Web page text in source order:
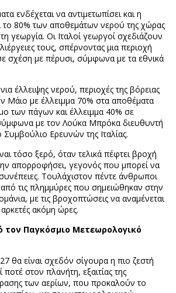
ενδέχεται να αντιμετωπίσει και η
το 80% των αποθεμάτων νερού της χώρας
τη γεωργία. Οι Ιταλοί γεωργοί σχεδιάζουν
τους, σπέρνοντας μια περιοχή
σχέση με πέρυσι, σύμφωνα με τα εθνικά
έλλειψης νερού, περιοχές της βόρειας
Μάιο με έλλειμμα 70% στα αποθέματα
των πάγων και έλλειμμα 40% σε
με τον Λούκα Μπρόκα διευθυντή
Ερευνών της Ιταλίας.
τόσο ξερό, όταν τελικά πέφτει βροχή
απορροφήσει, γεγονός που μπορεί να
Τουλάχιστον πέντε άνθρωποι
τις πλημμύρες που σημειώθηκαν στην
με τις βροχοπτώσεις να αναμένεται
ακόμη ώρες.
Παγκόσμιο Μετεωρολογικό
θα είναι σχεδόν σίγουρα η πιο ζεστή
στον πλανήτη, εξαιτίας της
των αερίων, που προκαλούν το